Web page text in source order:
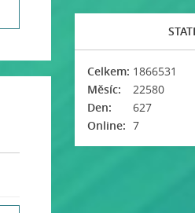
Online: 7
Celkem: 1866531
Měsíc:
22580
Den:
627